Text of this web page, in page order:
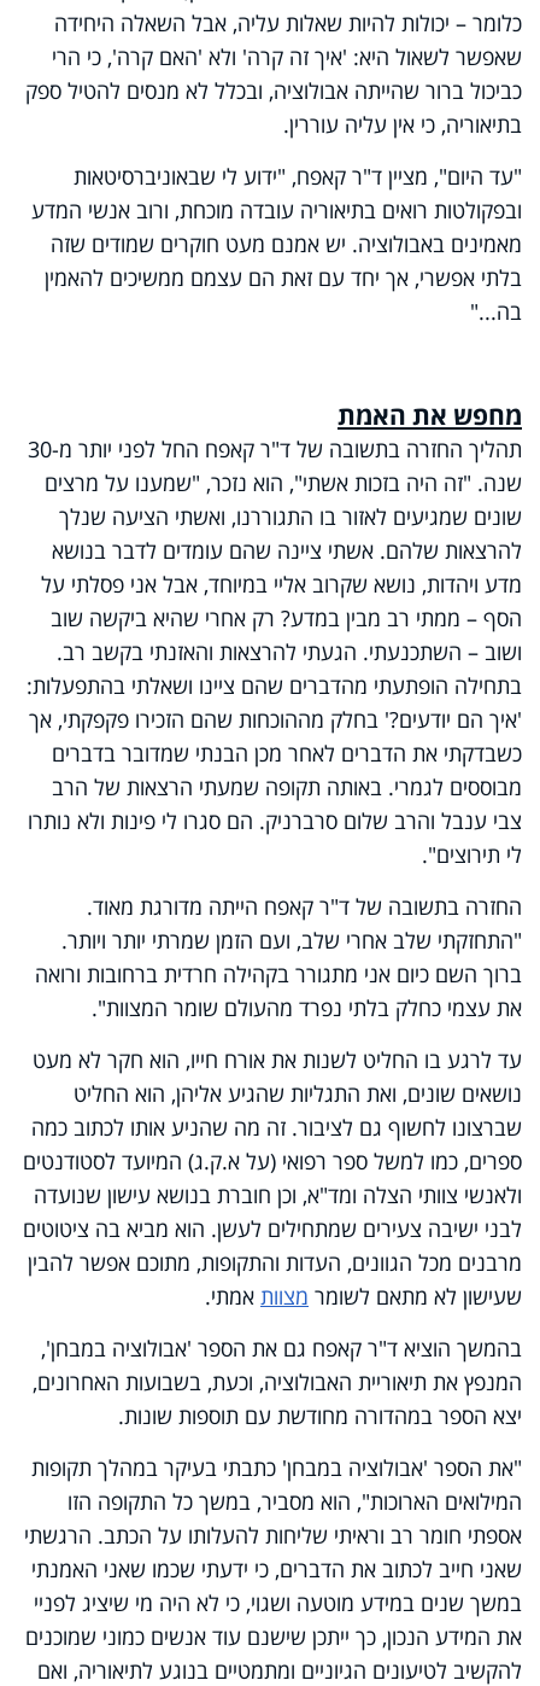
כלומר – יכולות להיות שאלות עליה, אבל השאלה היחידה
שאפשר לשאול היא: 'איך זה קרה' ולא 'האם קרה', כי הרי
כביכול ברור שהייתה אבולוציה, ובכלל לא מנסים להטיל ספק
בתיאוריה, כי אין עליה עוררין.
"עד היום", מציין ד"ר קאפח, "ידוע לי שבאוניברסיטאות
ובפקולטות רואים בתיאוריה עובדה מוכחת, ורוב אנשי המדע
מאמינים באבולוציה. יש אמנם מעט חוקרים שמודים שזה
בלתי אפשרי, אך יחד עם זאת הם עצמם ממשיכים להאמין
בה..."
מחפש את האמת
תהליך החזרה בתשובה של ד"ר קאפח החל לפני יותר מ-30
שנה. "זה היה בזכות אשתי", הוא נזכר, "שמענו על מרצים
שונים שמגיעים לאזור בו התגוררנו, ואשתי הציעה שנלך
להרצאות שלהם. אשתי ציינה שהם עומדים לדבר בנושא
מדע ויהדות, נושא שקרוב אליי במיוחד, אבל אני פסלתי על
הסף – ממתי רב מבין במדע? רק אחרי שהיא ביקשה שוב
ושוב – השתכנעתי. הגעתי להרצאות והאזנתי בקשב רב.
בתחילה הופתעתי מהדברים שהם ציינו ושאלתי בהתפעלות:
'איך הם יודעים?' בחלק מההוכחות שהם הזכירו פקפקתי, אך
כשבדקתי את הדברים לאחר מכן הבנתי שמדובר בדברים
מבוססים לגמרי. באותה תקופה שמעתי הרצאות של הרב
צבי ענבל והרב שלום סרברניק. הם סגרו לי פינות ולא נותרו
לי תירוצים".
החזרה בתשובה של ד"ר קאפח הייתה מדורגת מאוד.
"התחזקתי שלב אחרי שלב, ועם הזמן שמרתי יותר ויותר.
ברוך השם כיום אני מתגורר בקהילה חרדית ברחובות ורואה
את עצמי כחלק בלתי נפרד מהעולם שומר המצוות".
עד לרגע בו החליט לשנות את אורח חייו, הוא חקר לא מעט
נושאים שונים, ואת התגליות שהגיע אליהן, הוא החליט
שברצונו לחשוף גם לציבור. זה מה שהניע אותו לכתוב כמה
ספרים, כמו למשל ספר רפואי (על א.ק.ג) המיועד לסטודנטים
ולאנשי צוותי הצלה ומד"א, וכן חוברת בנושא עישון שנועדה
לבני ישיבה צעירים שמתחילים לעשן. הוא מביא בה ציטוטים
מרבנים מכל הגוונים, העדות והתקופות, מתוכם אפשר להבין
שעישון לא מתאם לשומר מצוות אמתי.
בהמשך הוציא ד"ר קאפח גם את הספר 'אבולוציה במבחן',
המנפץ את תיאוריית האבולוציה, וכעת, בשבועות האחרונים,
יצא הספר במהדורה מחודשת עם תוספות שונות.
"את הספר 'אבולוציה במבחן' כתבתי בעיקר במהלך תקופות
המילואים הארוכות", הוא מסביר, במשך כל התקופה הזו
אספתי חומר רב וראיתי שליחות להעלותו על הכתב. הרגשתי
שאני חייב לכתוב את הדברים, כי ידעתי שכמו שאני האמנתי
במשך שנים במידע מוטעה ושגוי, כי לא היה מי שיציג לפניי
את המידע הנכון, כך ייתכן שישנם עוד אנשים כמוני שמוכנים
להקשיב לטיעונים הגיוניים ומתמטיים בנוגע לתיאוריה, ואם